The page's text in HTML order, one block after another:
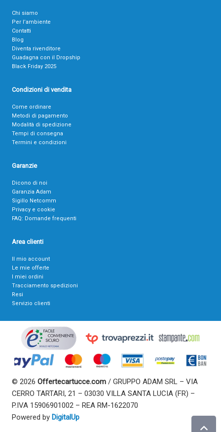
Chi siamo
Per l’ambiente
Contatti
Blog
Diventa rivenditore
Guadagna con il Dropship
Black Friday 2025
Condizioni di vendita
Come ordinare
Metodi di pagamento
Modalità di spedizione
Tempi di consegna
Termini e condizioni
Garanzie
Dicono di noi
Garanzia Adam
Sigillo Netcomm
Privacy e cookie
FAQ: Domande frequenti
Area clienti
Il mio account
Le mie offerte
I miei ordini
Tracciamento spedizioni
Resi
Servizio clienti
© 2026 Offertecartucce.com / GRUPPO ADAM SRL – VIA
CERRO TARTARI, 21 – 03030 VILLA SANTA LUCIA (FR) –
P.IVA 15906901002 – REA RM-1622070
Powered by DigitalUp